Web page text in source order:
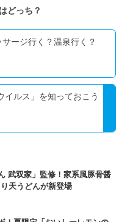
どっち？
ツライ… マッサージ行く？温泉行く？
イルス」を知っておこう
武双家」監修！家系風豚骨醤
天うどんが新登場